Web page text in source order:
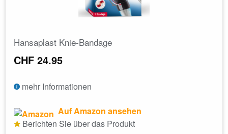
Hansaplast Knie-Bandage
CHF 24.95
mehr Informationen
Auf Amazon ansehen
Berichten Sie über das Produkt